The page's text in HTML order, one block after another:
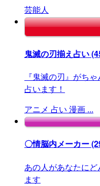
芸能人
鬼滅の刃揃え占い
『鬼滅の刃』がち
占います！
アニメ 占い 漫画 ...
〇情脳内メーカー
あの人があなたに
ます